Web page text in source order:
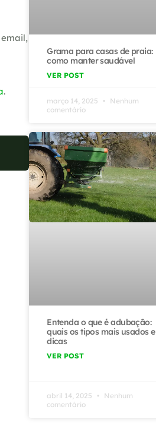
.
Grama para casas de praia:
como manter saudável
VER POST
março 14, 2025
Nenhum
comentário
Entenda o que é adubação:
quais os tipos mais usados e
dicas
VER POST
abril 14, 2025
Nenhum
comentário